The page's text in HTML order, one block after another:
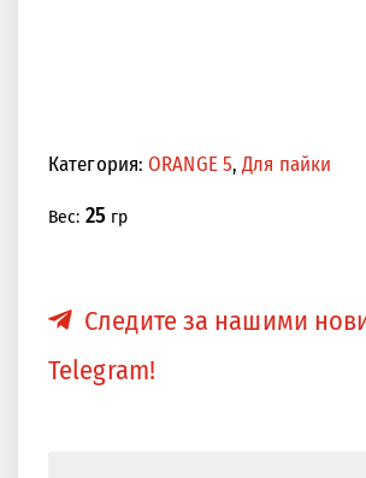
Категория:ORANGE 5,Для пайки
Вес: 25гр
Следите за нашими
Telegram!